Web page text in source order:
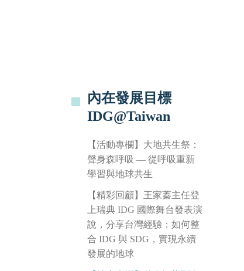
內在發展目標
IDG@Taiwan
【活動專欄】大地共生祭：
聲身森呼吸 — 從呼吸重新
學習與地球共生
【精彩回顧】王家蓁主任登
上瑞典 IDG 國際舞台發表演
說，分享台灣經驗：如何整
合 IDG 與 SDG，實現永續
發展的地球